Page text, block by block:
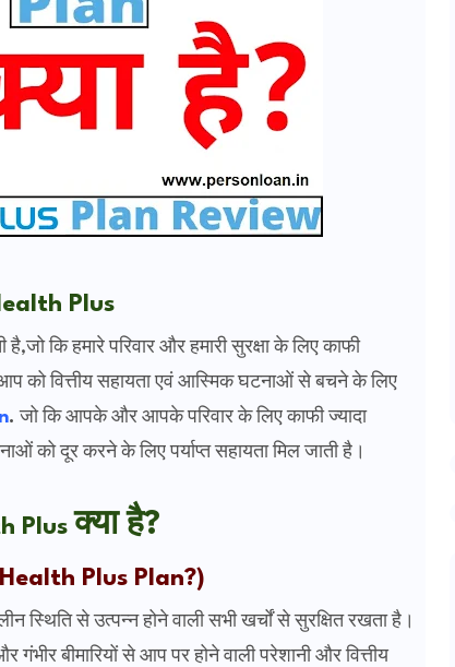
Plus
कि हमारे परिवार और हमारी सुरक्षा के लिए काफी
को वित्तीय सहायता एवं आस्मिक घटनाओं से बचने के लिए
.जो कि आपके और आपके परिवार के लिए काफी ज्यादा
को दूर करने के लिए पर्याप्त सहायता मिल जाती है।
Plus क्या है?
Plus Plan?)
स्थिति से उत्पन्न होने वाली सभी खर्चों से सुरक्षित रखता है।
गंभीर बीमारियों से आप पर होने वाली परेशानी और वित्तीय